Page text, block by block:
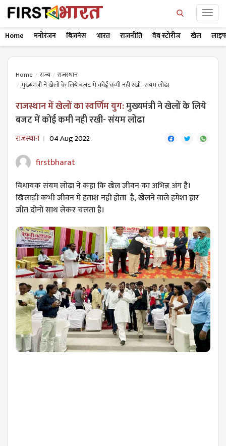
Home मनोरंजन बिज़नेस भारत राजनीति वेब स्टोरीज खेल
Home राज्य
राजस्थान
मुख्यमंत्री ने खेलों के लिये बजट में कोई कमी नही रखी- संयम लोढा
राजस्थान में खेलों का स्वर्णिम युग:मुख्यमंत्री ने खेलों के लिये
बजट में कोई कमी नही रखी- संयम लोढा
राजस्थान 04 Aug 2022
firstbharat
विधायक संयम लोढा ने कहा कि खेल जीवन का अभिन्न अंग है।
खिलाड़ी कभी जीवन में हताश नहीं होता है, खेलने वाले हमेशा हार
जीत दोनों साथ लेकर चलता है।